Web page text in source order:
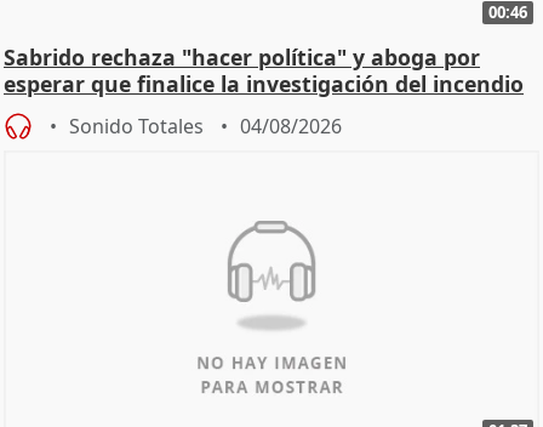
00:46
Sabrido rechaza "hacer política" y aboga por
esperar que finalice la investigación del incendio
Sonido Totales 04/08/2026